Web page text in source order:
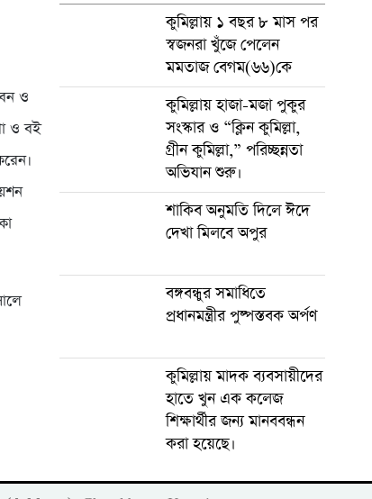
ও
ও বই
কুমিল্লায় ১ বছর ৮ মাস পর
স্বজনরা খুঁজে পেলেন
মমতাজ বেগম(৬৬)কে
কুমিল্লায় হাজা-মজা পুকুর
সংস্কার ও “ক্লিন কুমিল্লা,
গ্রীন কুমিল্লা,” পরিচ্ছন্নতা
অভিযান শুরু।
শাকিব অনুমতি দিলে ঈদে
দেখা মিলবে অপুর
বঙ্গবন্ধুর সমাধিতে
প্রধানমন্ত্রীর পুষ্পস্তবক অর্পণ
কুমিল্লায় মাদক ব্যবসায়ীদের
হাতে খুন এক কলেজ
শিক্ষার্থীর জন্য মানববন্ধন
করা হয়েছে।